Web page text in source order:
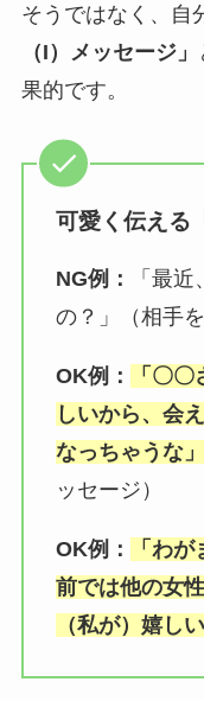
そうではなく、自
（I）メッセージ」
果的です。
可愛く伝える
NG例：
「最
の？」（相手
OK例：
「〇
しいから、会
なっちゃうな」
ッセージ）
OK例：
「わ
前では他の女
（私が）嬉しい